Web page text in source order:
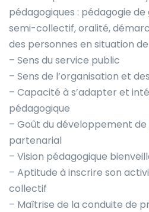
pédagogiques : pédagogie
semi-collectif, oralité,
des personnes en situation
– Sens du service public
– Sens de l’organisation et
– Capacité à s’adapter et
pédagogique
– Goût du développement
partenarial
– Vision pédagogique
– Aptitude à inscrire son
collectif
– Maîtrise de la conduite de